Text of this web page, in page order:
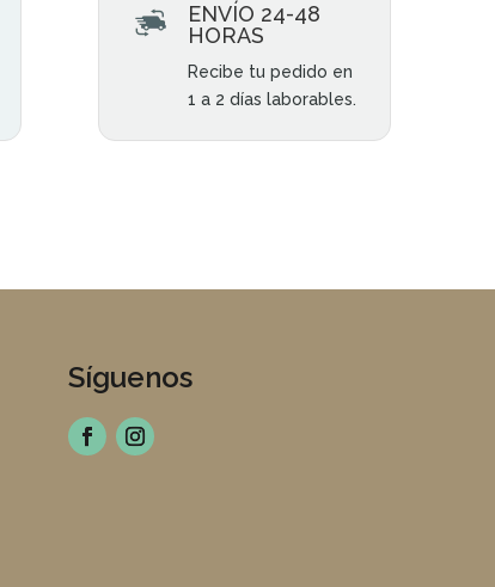
ENVÍO 24-48
HORAS
Recibe tu pedido en
1 a 2 días laborables.
Síguenos